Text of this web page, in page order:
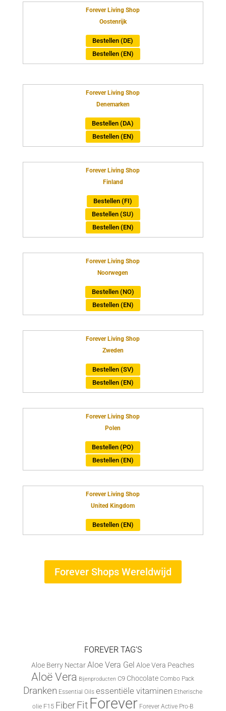
Forever Living Shop
Oostenrijk
Bestellen (DE)
Bestellen (EN)
Forever Living Shop
Denemarken
Bestellen (DA)
Bestellen (EN)
Forever Living Shop
Finland
Bestellen (FI)
Bestellen (SU)
Bestellen (EN)
Forever Living Shop
Noorwegen
Bestellen (NO)
Bestellen (EN)
Forever Living Shop
Zweden
Bestellen (SV)
Bestellen (EN)
Forever Living Shop
Polen
Bestellen (PO)
Bestellen (EN)
Forever Living Shop
United Kingdom
Bestellen (EN)
Forever Shops Wereldwijd
FOREVER TAG’S
Aloe Berry Nectar Aloe Vera Gel Aloe Vera Peaches
Aloë Vera Bijenproducten C9 Chocolate Combo Pack
Dranken Essential Oils essentiële vitaminen Etherische
olie F15 FiberFit Forever Forever Active Pro-B